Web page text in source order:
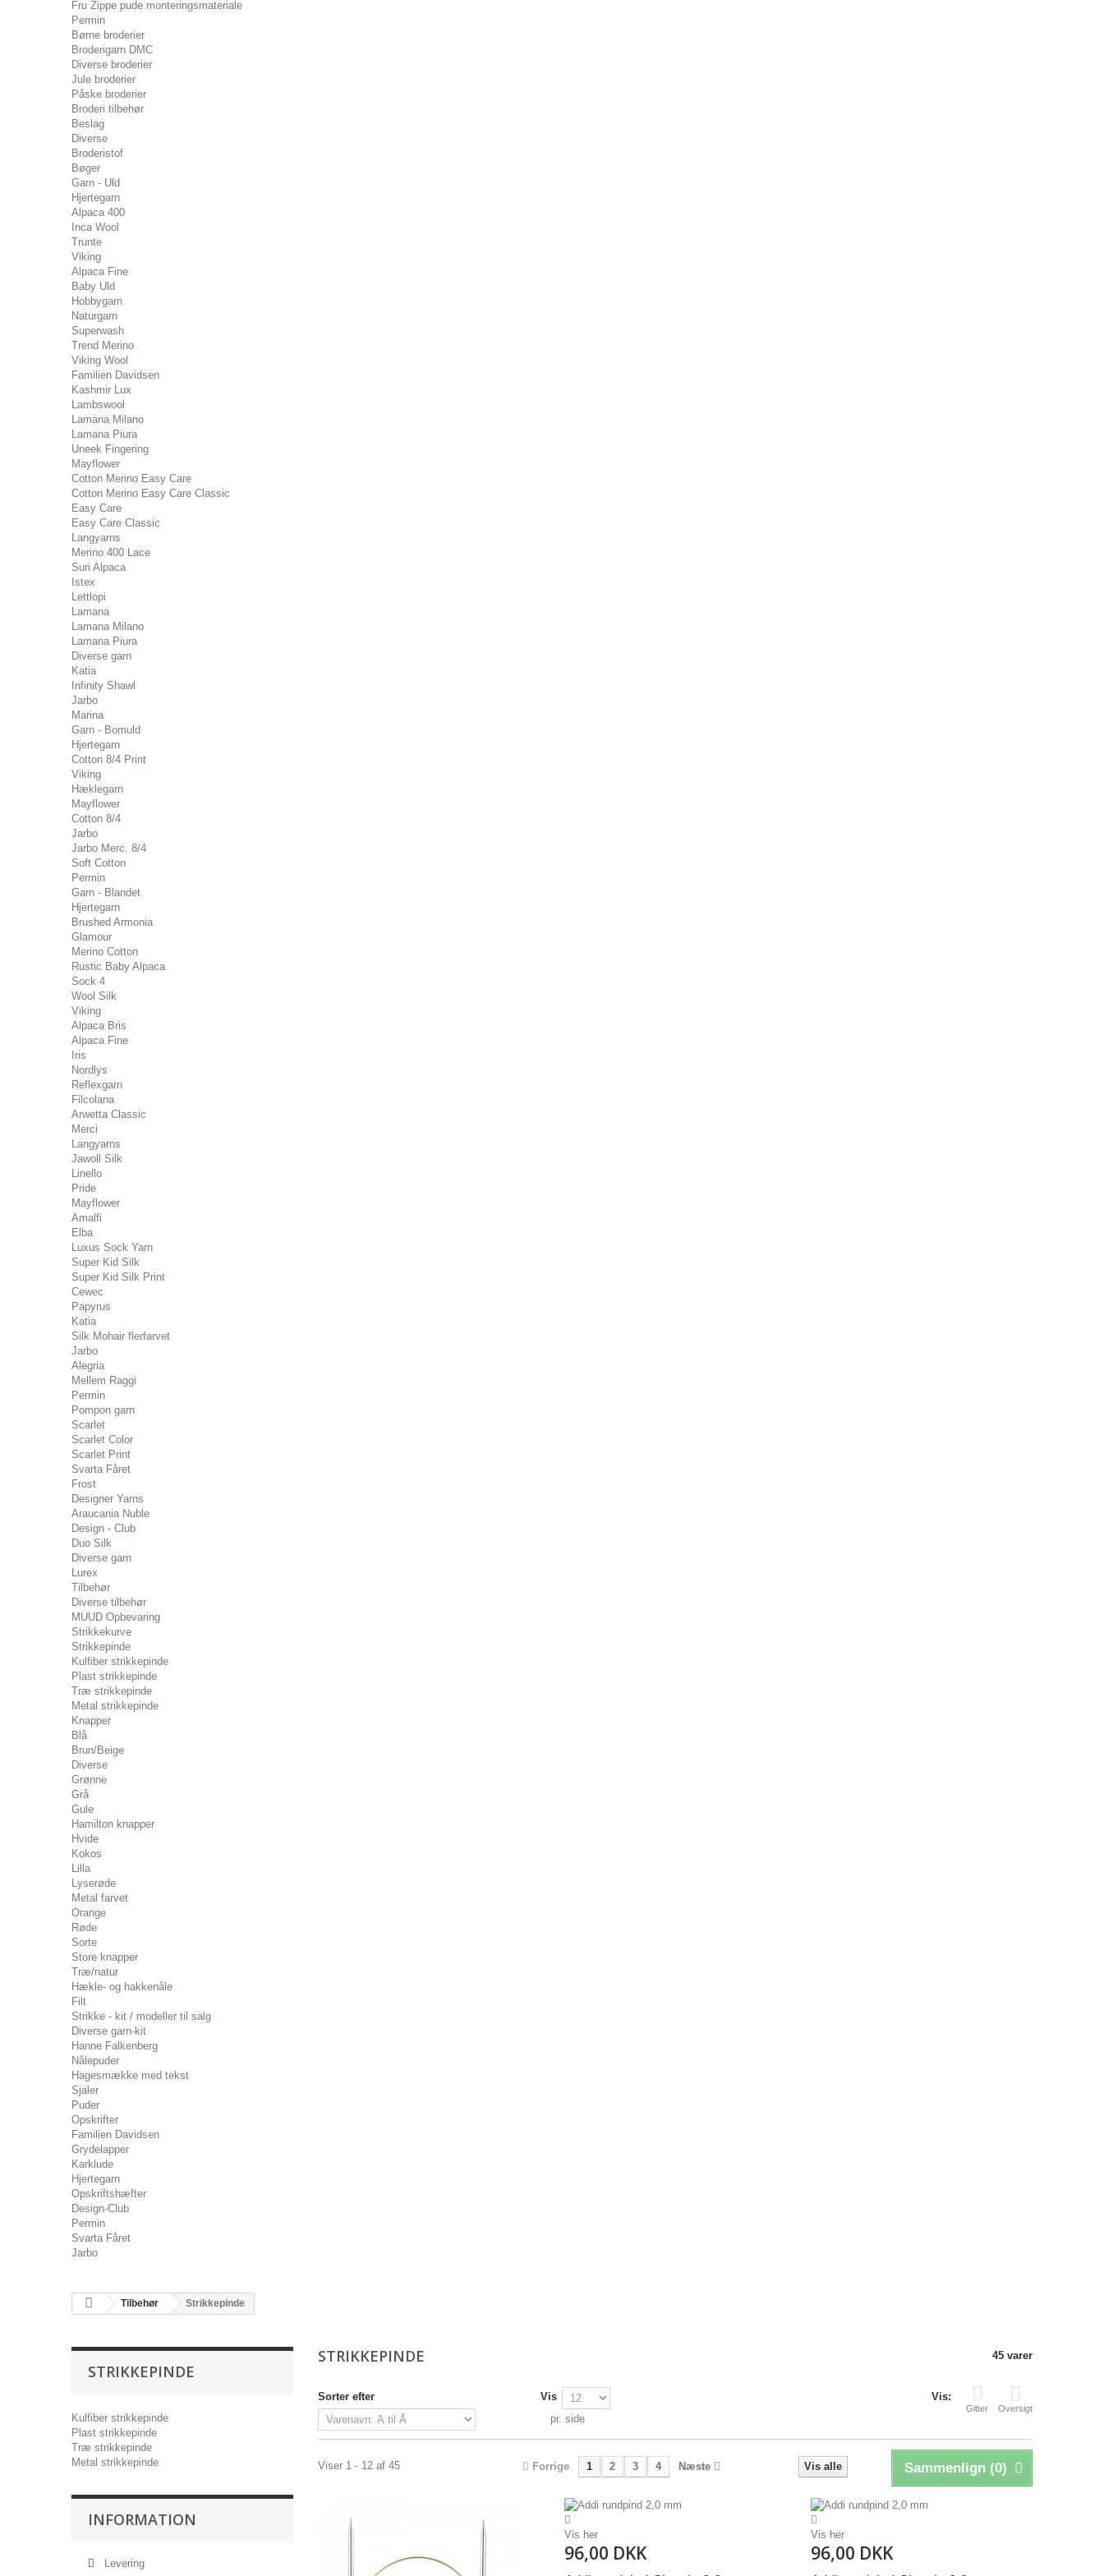
Fru Zippe pude monteringsmateriale
Permin
Børne broderier
Broderigarn DMC
Diverse broderier
Jule broderier
Påske broderier
Broderi tilbehør
Beslag
Diverse
Broderistof
Bøger
Garn - Uld
Hjertegarn
Alpaca 400
Inca Wool
Trunte
Viking
Alpaca Fine
Baby Uld
Hobbygarn
Naturgarn
Superwash
Trend Merino
Viking Wool
Familien Davidsen
Kashmir Lux
Lambswool
Lamana Milano
Lamana Piura
Uneek Fingering
Mayflower
Cotton Merino Easy Care
Cotton Merino Easy Care Classic
Easy Care
Easy Care Classic
Langyarns
Merino 400 Lace
Suri Alpaca
Istex
Lettlopi
Lamana
Lamana Milano
Lamana Piura
Diverse garn
Katia
Infinity Shawl
Jarbo
Marina
Garn - Bomuld
Hjertegarn
Cotton 8/4 Print
Viking
Hæklegarn
Mayflower
Cotton 8/4
Jarbo
Jarbo Merc. 8/4
Soft Cotton
Permin
Garn - Blandet
Hjertegarn
Brushed Armonia
Glamour
Merino Cotton
Rustic Baby Alpaca
Sock 4
Wool Silk
Viking
Alpaca Bris
Alpaca Fine
Iris
Nordlys
Reflexgarn
Filcolana
Arwetta Classic
Merci
Langyarns
Jawoll Silk
Linello
Pride
Mayflower
Amalfi
Elba
Luxus Sock Yarn
Super Kid Silk
Super Kid Silk Print
Cewec
Papyrus
Katia
Silk Mohair flerfarvet
Jarbo
Alegria
Mellem Raggi
Permin
Pompon garn
Scarlet
Scarlet Color
Scarlet Print
Svarta Fåret
Frost
Designer Yarns
Araucania Nuble
Design - Club
Duo Silk
Diverse garn
Lurex
Tilbehør
Diverse tilbehør
MUUD Opbevaring
Strikkekurve
Strikkepinde
Kulfiber strikkepinde
Plast strikkepinde
Træ strikkepinde
Metal strikkepinde
Knapper
Blå
Brun/Beige
Diverse
Grønne
Grå
Gule
Hamilton knapper
Hvide
Kokos
Lilla
Lyserøde
Metal farvet
Orange
Røde
Sorte
Store knapper
Træ/natur
Hækle- og hakkenåle
Filt
Strikke - kit / modeller til salg
Diverse garn-kit
Hanne Falkenberg
Nålepuder
Hagesmække med tekst
Sjaler
Puder
Opskrifter
Familien Davidsen
Grydelapper
Karklude
Hjertegarn
Opskriftshæfter
Design-Club
Permin
Svarta Fåret
Jarbo
Tilbehør Strikkepinde
STRIKKEPINDE
Kulfiber strikkepinde
Plast strikkepinde
Træ strikkepinde
Metal strikkepinde
INFORMATION
Levering
STRIKKEPINDE 45 varer
Vis:
Gitter Oversigt
Sorter efter
Vis
pr. side
Sammenlign (0)
Vis alle
Forrige 1 2 3 4 Næste
Viser 1 - 12 af 45
Vis her
96,00 DKK
Vis her
96,00 DKK